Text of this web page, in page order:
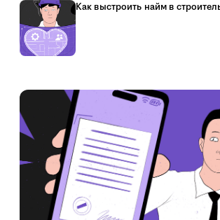
Как выстроить найм в